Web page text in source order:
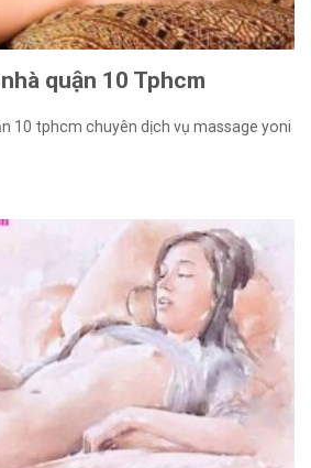
quận 10 Tphcm
10 tphcm chuyên dịch vụ massage yoni